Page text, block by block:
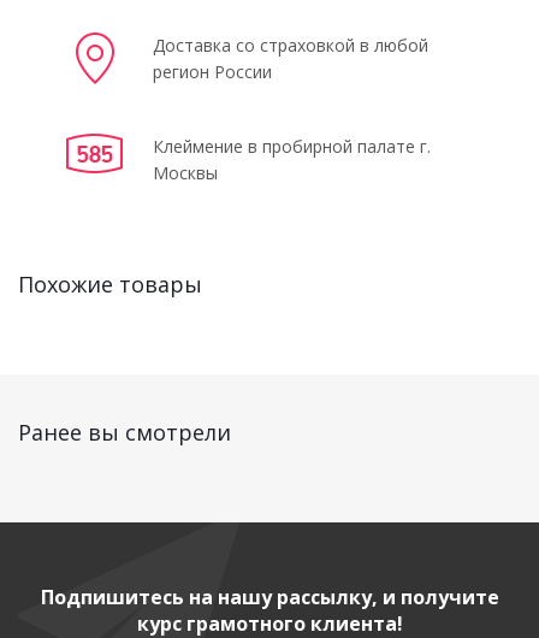
Доставка со страховкой в любой
регион России
Клеймение в пробирной палате г.
Москвы
Похожие товары
Ранее вы смотрели
Подпишитесь на нашу рассылку, и получите
курс грамотного клиента!